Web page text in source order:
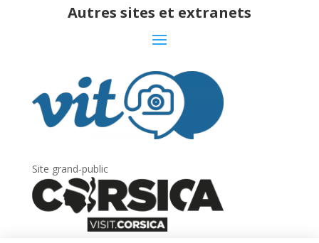
Autres sites et extranets
Site grand-public